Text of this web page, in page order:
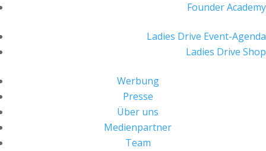
Founder Academy
Ladies Drive Event-Agenda
Ladies Drive Shop
Werbung
Presse
Über uns
Medienpartner
Team